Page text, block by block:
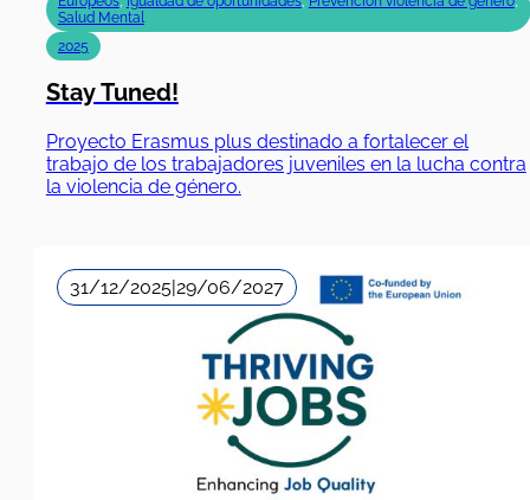
Salud Mental
2025
Stay Tuned!
Proyecto Erasmus plus destinado a fortalecer el
trabajo de los trabajadores juveniles en la lucha contra
la violencia de género.
31/12/2025|29/06/2027